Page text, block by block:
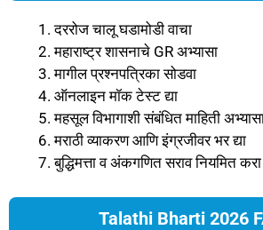
दररोज चालू घडामोडी वाचा
महाराष्ट्र शासनाचे GR अभ्यासा
मागील प्रश्नपत्रिका सोडवा
ऑनलाइन मॉक टेस्ट द्या
महसूल विभागाशी संबंधित माहिती
मराठी व्याकरण आणि इंग्रजीवर भर द्या
बुद्धिमत्ता व अंकगणित सराव नियमित करा
Talathi Bharti 2026